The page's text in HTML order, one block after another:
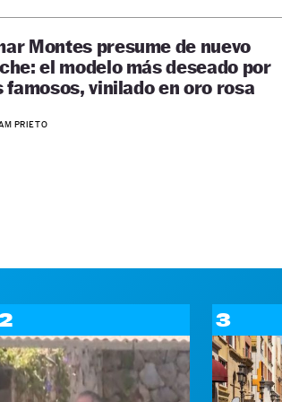
Montes presume de nuevo
el modelo más deseado por
famosos, vinilado en oro rosa
PRIETO
3